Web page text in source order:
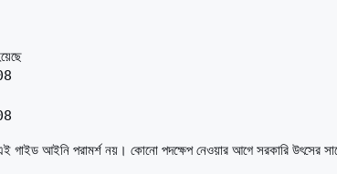
গাইড আইনি পরামর্শ নয়। কোনো পদক্ষেপ নেওয়ার আগে সরকারি উৎসের